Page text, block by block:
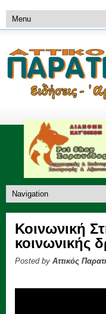
Κοινωνική
κοινωνικής
Posted by Αττικός